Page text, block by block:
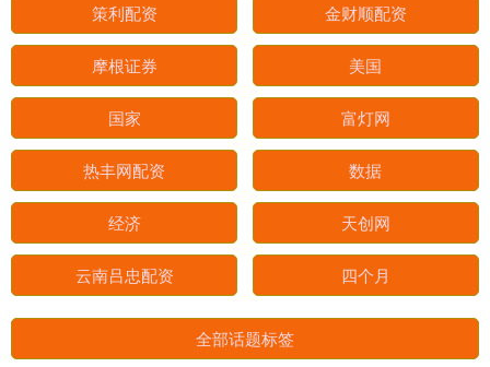
策利配资 金财顺配资
摩根证券 美国
国家 富灯网
热丰网配资 数据
经济 天创网
云南吕忠配资 四个月
全部话题标签